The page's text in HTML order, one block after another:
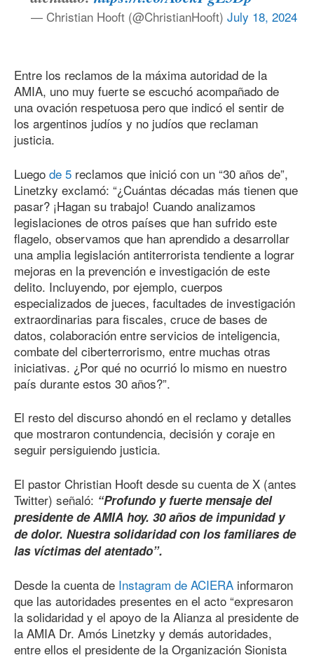
— Christian Hooft (@ChristianHooft) July 18, 2024
Entre los reclamos de la máxima autoridad de la
AMIA, uno muy fuerte se escuchó acompañado de
una ovación respetuosa pero que indicó el sentir de
los argentinos judíos y no judíos que reclaman
justicia.
Luego de 5 reclamos que inició con un “30 años de”,
Linetzky exclamó: “¿Cuántas décadas más tienen que
pasar? ¡Hagan su trabajo! Cuando analizamos
legislaciones de otros países que han sufrido este
flagelo, observamos que han aprendido a desarrollar
una amplia legislación antiterrorista tendiente a lograr
mejoras en la prevención e investigación de este
delito. Incluyendo, por ejemplo, cuerpos
especializados de jueces, facultades de investigación
extraordinarias para fiscales, cruce de bases de
datos, colaboración entre servicios de inteligencia,
combate del ciberterrorismo, entre muchas otras
iniciativas. ¿Por qué no ocurrió lo mismo en nuestro
país durante estos 30 años?”.
El resto del discurso ahondó en el reclamo y detalles
que mostraron contundencia, decisión y coraje en
seguir persiguiendo justicia.
El pastor Christian Hooft desde su cuenta de X (antes
Twitter) señaló: “Profundo y fuerte mensaje del
presidente de AMIA hoy. 30 años de impunidad y
de dolor. Nuestra solidaridad con los familiares de
las víctimas del atentado”.
Desde la cuenta de Instagram de ACIERA informaron
que las autoridades presentes en el acto “expresaron
la solidaridad y el apoyo de la Alianza al presidente de
la AMIA Dr. Amós Linetzky y demás autoridades,
entre ellos el presidente de la Organización Sionista